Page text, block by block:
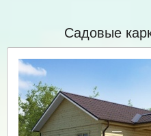
Садовые